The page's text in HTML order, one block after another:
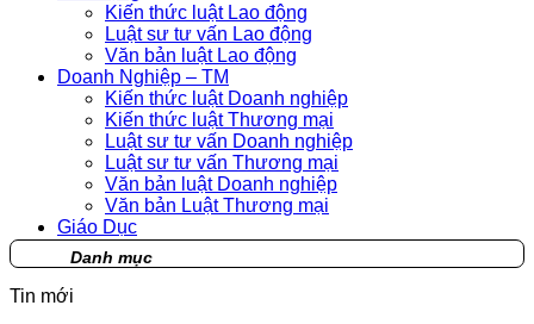
Kiến thức luật Lao động
Luật sư tư vấn Lao động
Văn bản luật Lao động
Doanh Nghiệp – TM
Kiến thức luật Doanh nghiệp
Kiến thức luật Thương mại
Luật sư tư vấn Doanh nghiệp
Luật sư tư vấn Thương mại
Văn bản luật Doanh nghiệp
Văn bản Luật Thương mại
Giáo Dục
Danh mục
Tin mới